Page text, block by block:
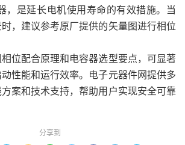
，是延长电机使用寿命的有效措施。当
，建议参考原厂提供的矢量图进行相位
位配合原理和电容器选型要点，可显著
性能和运行效率。电子元器件网提供多
案和技术支持，帮助用户实现安全可靠
分享到